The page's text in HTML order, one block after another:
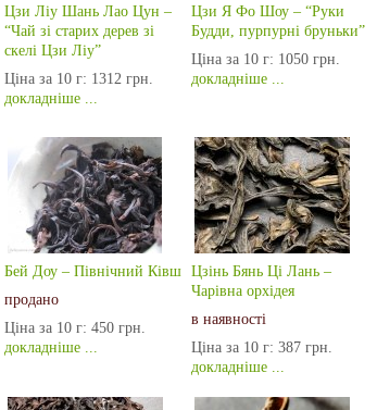
Цзи Ліу Шань Лао Цун –
“Чай зі старих дерев зі
скелі Цзи Ліу”
Ціна за 10 г: 1312 грн.
докладніше ...
Цзи Я Фо Шоу – “Руки
Будди, пурпурні бруньки”
Ціна за 10 г: 1050 грн.
докладніше ...
Бей Доу – Північний Ківш
продано
Ціна за 10 г: 450 грн.
докладніше ...
Цзінь Бянь Цi Лань –
Чарiвна орхiдея
в наявності
Ціна за 10 г: 387 грн.
докладніше ...